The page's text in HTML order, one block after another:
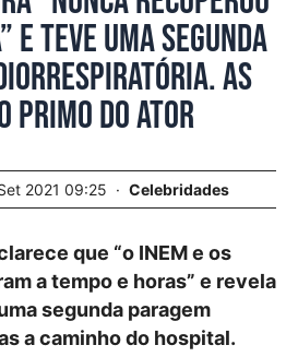
e teve uma segunda
As
primo do ator
2021 09:25 Celebridades
que “o INEM e os
a tempo e horas” e revela
segunda paragem
a caminho do hospital.